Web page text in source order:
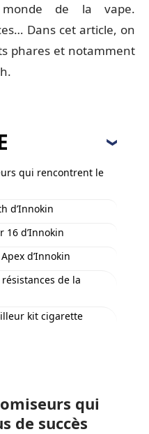
de la vape.
Dans cet article, on
phares et notamment
qui rencontrent le
d’Innokin
16 d’Innokin
d’Innokin
de la
kit cigarette
qui
de succès